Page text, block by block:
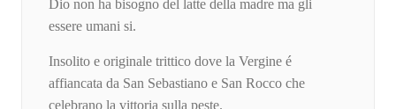
Dio non ha bisogno del latte della madre ma gli
essere umani si.
Insolito e originale trittico dove la Vergine é
affiancata da San Sebastiano e San Rocco che
celebrano la vittoria sulla peste.